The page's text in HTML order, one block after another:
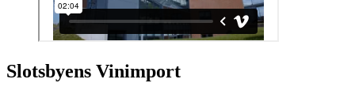
Slotsbyens Vinimport